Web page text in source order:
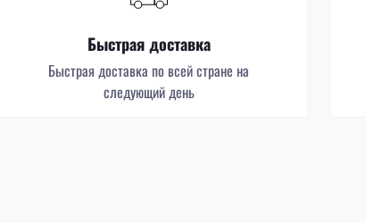
Быстрая доставка
Быстрая доставка по всей стране на
следующий день